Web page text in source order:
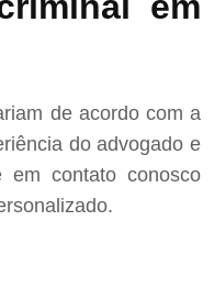
de acordo com a
do advogado e
em contato conosco